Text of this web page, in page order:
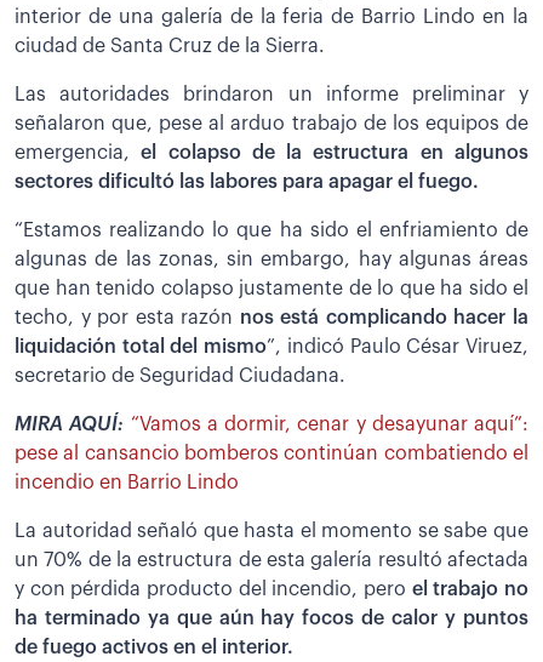
interior de una galería de la feria de Barrio Lindo en la
ciudad de Santa Cruz de la Sierra.
Las autoridades brindaron un informe preliminar y
señalaron que, pese al arduo trabajo de los equipos de
emergencia,el colapso de la estructura en algunos
sectores dificultó las labores para apagar el fuego.
“Estamos realizando lo que ha sido el enfriamiento de
algunas de las zonas, sin embargo, hay algunas áreas
que han tenido colapso justamente de lo que ha sido el
techo, y por esta razón nos está complicando hacer la
liquidación total del mismo”, indicó Paulo César Viruez,
secretario de Seguridad Ciudadana.
MIRA AQUÍ: “Vamos a dormir, cenar y desayunar aquí”:
pese al cansancio bomberos continúan combatiendo el
incendio en Barrio Lindo
La autoridad señaló que hasta el momento se sabe que
un 70% de la estructura de esta galería resultó afectada
y con pérdida producto del incendio, pero el trabajo no
ha terminado ya que aún hay focos de calor y puntos
de fuego activos en el interior.